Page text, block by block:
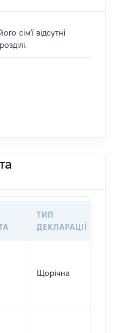
сім'ї відсутні
ТИП
ДЕКЛАРАЦІЇ
Щорічна